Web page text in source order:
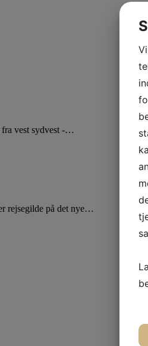
fra vest sydvest -…
rejsegilde på det nye…